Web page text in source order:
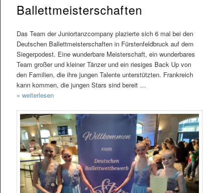
Ballettmeisterschaften
Das Team der Juniortanzcompany plazierte sich 6 mal bei den
Deutschen Ballettmeisterschaften in Fürstenfeldbruck auf dem
Siegerpodest. Eine wunderbare Meisterschaft, ein wunderbares
Team großer und kleiner Tänzer und ein riesiges Back Up von
den Familien, die ihre jungen Talente unterstützten. Frankreich
kann kommen, die jungen Stars sind bereit …
» weiterlesen